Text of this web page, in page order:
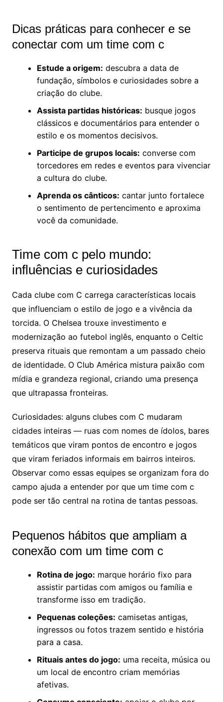
Dicas práticas para conhecer e se
conectar com um time com c
Estude a origem: descubra a data de
fundação, símbolos e curiosidades sobre a
criação do clube.
Assista partidas históricas: busque jogos
clássicos e documentários para entender o
estilo e os momentos decisivos.
Participe de grupos locais: converse com
torcedores em redes e eventos para vivenciar
a cultura do clube.
Aprenda os cânticos: cantar junto fortalece
o sentimento de pertencimento e aproxima
você da comunidade.
Time com c pelo mundo:
influências e curiosidades
Cada clube com C carrega características locais
que influenciam o estilo de jogo e a vivência da
torcida. O Chelsea trouxe investimento e
modernização ao futebol inglês, enquanto o Celtic
preserva rituais que remontam a um passado cheio
de identidade. O Club América mistura paixão com
mídia e grandeza regional, criando uma presença
que ultrapassa fronteiras.
Curiosidades: alguns clubes com C mudaram
cidades inteiras — ruas com nomes de ídolos, bares
temáticos que viram pontos de encontro e jogos
que viram feriados informais em bairros inteiros.
Observar como essas equipes se organizam fora do
campo ajuda a entender por que um time com c
pode ser tão central na rotina de tantas pessoas.
Pequenos hábitos que ampliam a
conexão com um time com c
Rotina de jogo: marque horário fixo para
assistir partidas com amigos ou família e
transforme isso em tradição.
Pequenas coleções: camisetas antigas,
ingressos ou fotos trazem sentido e história
para a casa.
Rituais antes do jogo: uma receita, música ou
um local de encontro criam memórias
afetivas.